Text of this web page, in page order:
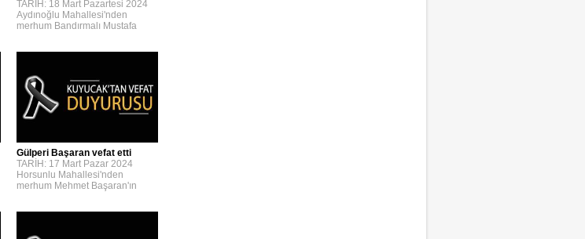
TARİH: 18 Mart Pazartesi 2024
Aydınoğlu Mahallesi'nden
merhum Bandırmalı Mustafa
Gülperi Başaran vefat etti
TARİH: 17 Mart Pazar 2024
Horsunlu Mahallesi'nden
merhum Mehmet Başaran'ın